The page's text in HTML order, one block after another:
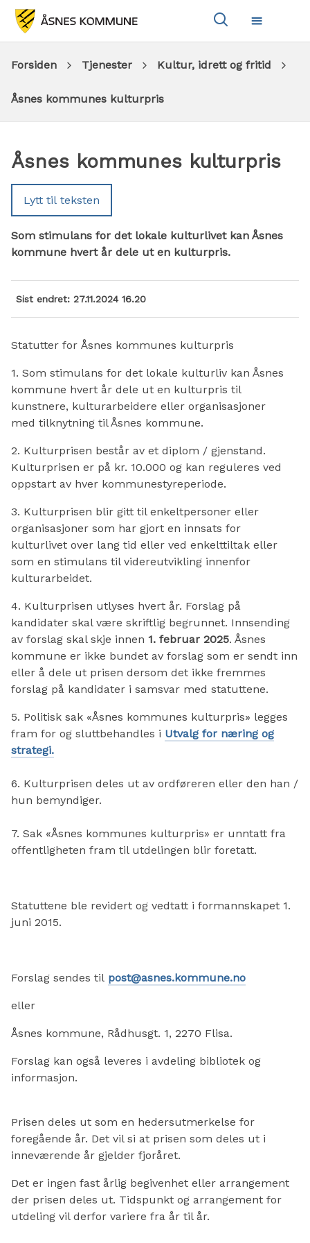
Meny
Du
er
Forsiden Tjenester Kultur, idrett og fritid
Åsnes kommunes kulturpris
Åsnes kommunes kulturpris
Lytt til teksten
Som stimulans for det lokale kulturlivet kan Åsnes
kommune hvert år dele ut en kulturpris.
Sist endret 27.11.2024 16.20
Statutter for Åsnes kommunes kulturpris
1. Som stimulans for det lokale kulturliv kan Åsnes
kommune hvert år dele ut en kulturpris til
kunstnere, kulturarbeidere eller organisasjoner
med tilknytning til Åsnes kommune.
2. Kulturprisen består av et diplom / gjenstand.
Kulturprisen er på kr. 10.000 og kan reguleres ved
oppstart av hver kommunestyreperiode.
3. Kulturprisen blir gitt til enkeltpersoner eller
organisasjoner som har gjort en innsats for
kulturlivet over lang tid eller ved enkelttiltak eller
som en stimulans til videreutvikling innenfor
kulturarbeidet.
4. Kulturprisen utlyses hvert år. Forslag på
kandidater skal være skriftlig begrunnet. Innsending
av forslag skal skje innen 1. februar 2025. Åsnes
kommune er ikke bundet av forslag som er sendt inn
eller å dele ut prisen dersom det ikke fremmes
forslag på kandidater i samsvar med statuttene.
5. Politisk sak «Åsnes kommunes kulturpris» legges
fram for og sluttbehandles i Utvalg for næring og
strategi.
6. Kulturprisen deles ut av ordføreren eller den han /
hun bemyndiger.
7. Sak «Åsnes kommunes kulturpris» er unntatt fra
offentligheten fram til utdelingen blir foretatt.
Statuttene ble revidert og vedtatt i formannskapet 1.
juni 2015.
Forslag sendes til post@asnes.kommune.no
eller
Åsnes kommune, Rådhusgt. 1, 2270 Flisa.
Forslag kan også leveres i avdeling bibliotek og
informasjon.
Prisen deles ut som en hedersutmerkelse for
foregående år. Det vil si at prisen som deles ut i
inneværende år gjelder fjoråret.
Det er ingen fast årlig begivenhet eller arrangement
der prisen deles ut. Tidspunkt og arrangement for
utdeling vil derfor variere fra år til år.